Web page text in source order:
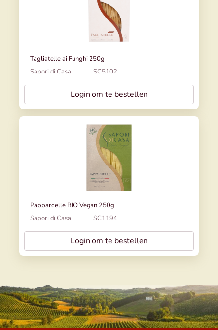
Tagliatelle ai Funghi 250g
Sapori di Casa
SC5102
Login om te bestellen
Pappardelle BIO Vegan 250g
Sapori di Casa
SC1194
Login om te bestellen